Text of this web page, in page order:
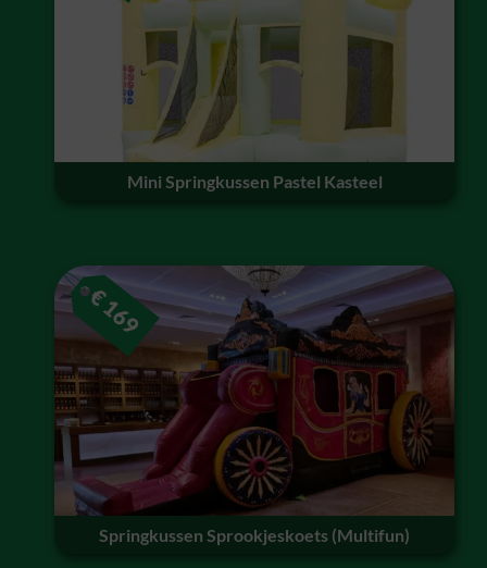
Mini Springkussen Pastel Kasteel
Springkussen Sprookjeskoets (Multifun)
€
169